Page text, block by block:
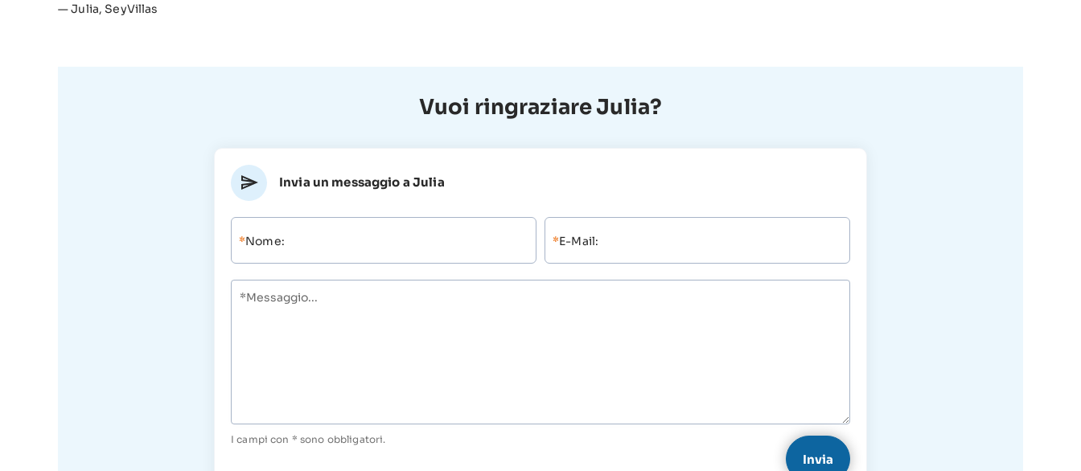
— Julia,SeyVillas
Vuoi ringraziare Julia?
Invia un messaggio a Julia
*Nome: *E-Mail:
I campi con * sono obbligatori.